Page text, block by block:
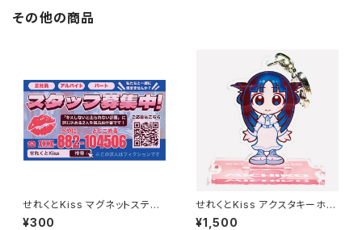
その他の商品
せれくとKiss マグネットステッ
カー
¥300
せれくとKiss アクスタキーホル
ダー 松平三千子
¥1,500